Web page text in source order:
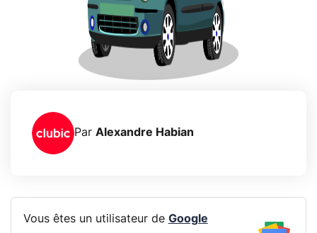
Par Alexandre Habian
Vous êtes un utilisateur de Google